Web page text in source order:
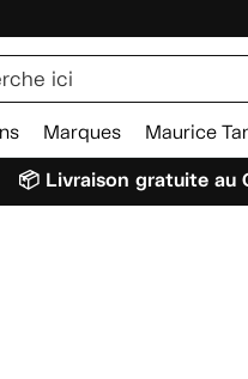
Marques Maurice
📦 Livraison gratuite au